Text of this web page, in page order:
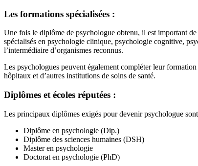
Les formations spécialisées :
Une fois le diplôme de psychologue obtenu, il est important
spécialisés en psychologie clinique, psychologie cognitive,
l’intermédiaire d’organismes reconnus.
Les psychologues peuvent également compléter leur
hôpitaux et d’autres institutions de soins de santé.
Diplômes et écoles réputées :
Les principaux diplômes exigés pour devenir psychologue
Diplôme en psychologie (Dip.)
Diplôme des sciences humaines (DSH)
Master en psychologie
Doctorat en psychologie (PhD)